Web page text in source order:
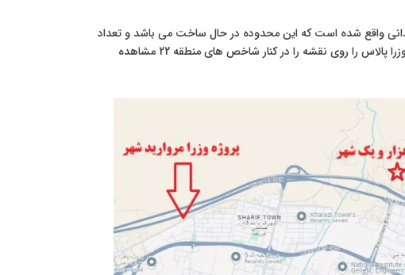
واقع شده است که این محدوده در حال ساخت می باشد و تعداد
زیادی از برج ها تازه در آن تحویل داده شده اند. در تصویر زیر موقعیت پروژه وزرا و وزرا پالاس را روی نقشه را در کنار شاخص های منطقه 22 مشاهده